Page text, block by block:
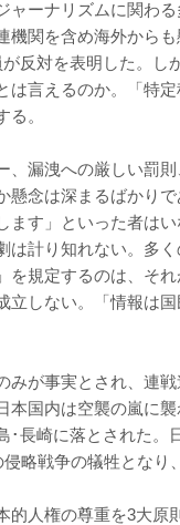
ャーナリズムに関わ
機関を含め海外から
反対を表明した。し
言えるのか。「特
。
漏洩への厳しい罰
懸念は深まるばかり
す」といった者は
は計り知れない。多
を規定するのは、そ
しない。「情報は国
みが事実とされ、連
本国内は空襲の嵐に
･長崎に落とされた。
略戦争の犠牲となり
的人権の尊重を3大原